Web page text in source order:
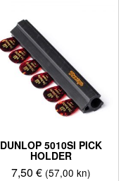
DUNLOP 5010SI PICK
HOLDER
7,50 € (57,00 kn)